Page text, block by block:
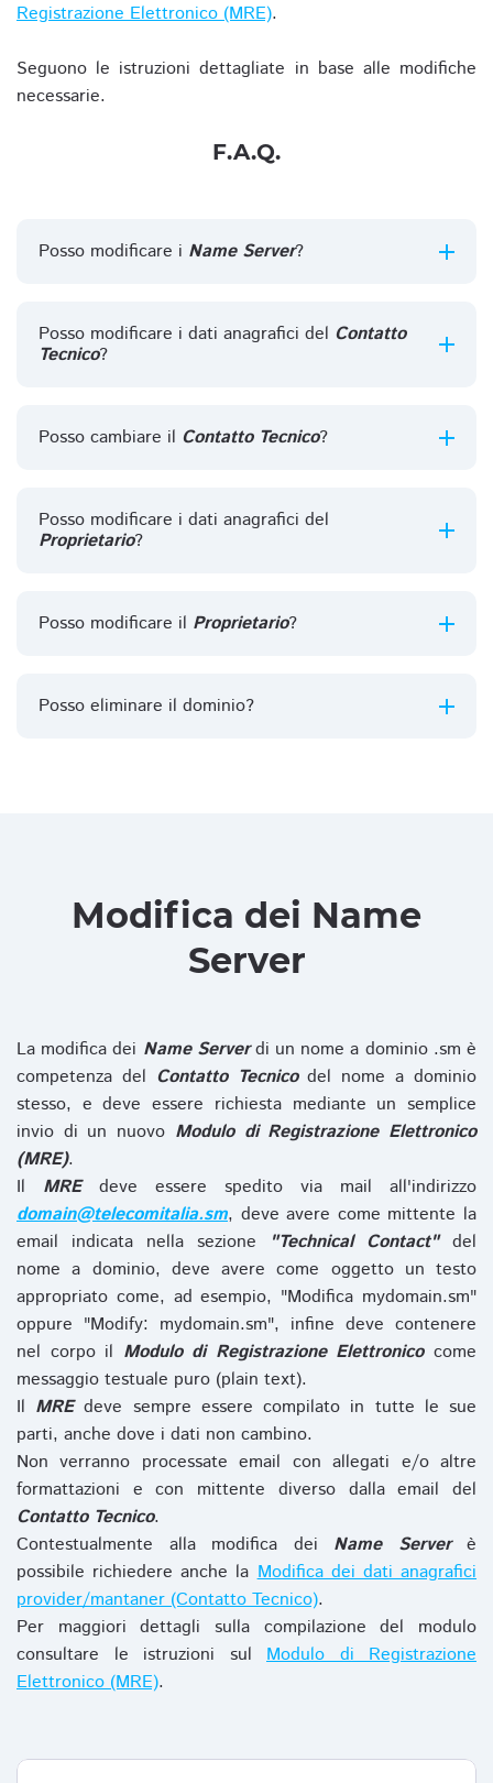
Registrazione Elettronico (MRE).
Seguono le istruzioni dettagliate in base alle modifiche
necessarie.
F.A.Q.
Posso modificare i Name Server?
Posso modificare i dati anagrafici del Contatto
Tecnico?
Posso cambiare il Contatto Tecnico?
Posso modificare i dati anagrafici del
Proprietario?
Posso modificare il Proprietario?
Posso eliminare il dominio?
Modifica dei Name
Server
La modifica dei Name Serverdi un nome a dominio .sm è
competenza del Contatto Tecnicodel nome a dominio
stesso, e deve essere richiesta mediante un semplice
invio di un nuovo Modulo di Registrazione Elettronico
(MRE).
Il MREdeve essere spedito via mail all'indirizzo
domain@telecomitalia.sm, deve avere come mittente la
email indicata nella sezione
"Technical Contact"del
nome a dominio, deve avere come oggetto un testo
appropriato come, ad esempio, "Modifica mydomain.sm"
oppure "Modify: mydomain.sm", infine deve contenere
nel corpo il Modulo di Registrazione Elettronicocome
messaggio testuale puro (plain text).
Il MREdeve sempre essere compilato in tutte le sue
parti, anche dove i dati non cambino.
Non verranno processate email con allegati e/o altre
formattazioni e con mittente diverso dalla email del
Contatto Tecnico.
Contestualmente alla modifica dei Name Serverè
possibile richiedere anche laModifica dei dati anagrafici
provider/mantaner (Contatto Tecnico).
Per maggiori dettagli sulla compilazione del modulo
consultare le istruzioni sul Modulo di Registrazione
Elettronico (MRE).